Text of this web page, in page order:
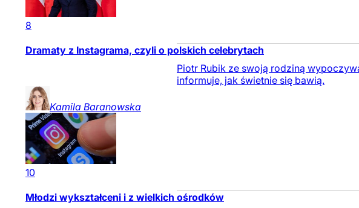
8
Dramaty z Instagrama, czyli o polskich celebrytach
Piotr Rubik ze swoją rodziną
informuje, jak świetnie się bawią.
Kamila Baranowska
10
Młodzi wykształceni i z wielkich ośrodków